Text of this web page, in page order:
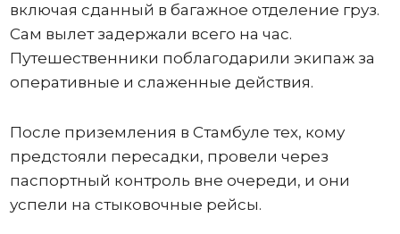
включая сданный в багажное отделение груз.
Сам вылет задержали всего на час.
Путешественники поблагодарили экипаж за
оперативные и слаженные действия.
После приземления в Стамбуле тех, кому
предстояли пересадки, провели через
паспортный контроль вне очереди, и они
успели на стыковочные рейсы.